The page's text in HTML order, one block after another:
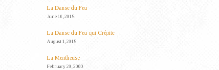
La Danse du Feu
June 10, 2015
La Danse du Feu qui Crépite
August 1, 2015
La Mentheuse
February 20, 2000